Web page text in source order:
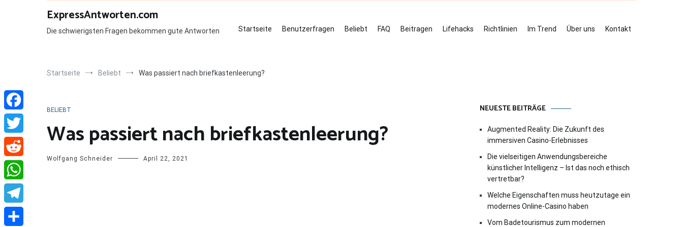
ExpressAntworten.com
Die schwierigsten Fragen bekommen gute Antworten Startseite Benutzerfragen Beliebt FAQ Beitragen Lifehacks Richtlinien Im Trend Über uns Kontakt
Startseite Beliebt Was passiert nach briefkastenleerung?
BELIEBT
Was passiert nach briefkastenleerung?
Wolfgang Schneider April 22, 2021
NEUESTE BEITRÄGE
Augmented Reality: Die Zukunft des
immersiven Casino-Erlebnisses
Die vielseitigen Anwendungsbereiche
künstlicher Intelligenz – Ist das noch ethisch
vertretbar?
Welche Eigenschaften muss heutzutage ein
modernes Online-Casino haben
Vom Badetourismus zum modernen
Facebook
Twitter
Reddit
WhatsApp
Telegram